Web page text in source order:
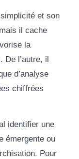
et son
il cache
la
De l’autre, il
d’analyse
chiffrées
identifier une
émergente ou
Pour